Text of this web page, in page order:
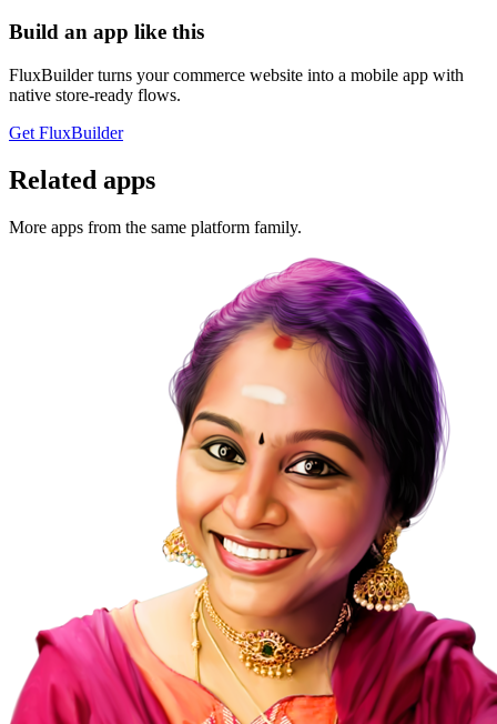
Build an app like this
FluxBuilder turns your commerce website into a mobile app with
native store-ready flows.
Get FluxBuilder
Related apps
More apps from the same platform family.